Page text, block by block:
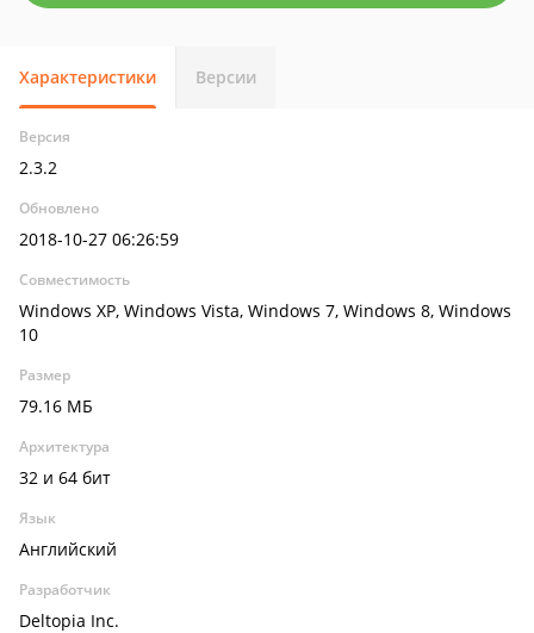
Характеристики Версии
Версия
2.3.2
Обновлено
2018-10-27 06:26:59
Совместимость
Windows XP, Windows Vista, Windows 7, Windows 8, Windows
10
Размер
79.16 МБ
Архитектура
32 и 64 бит
Язык
Английский
Разработчик
Deltopia Inc.